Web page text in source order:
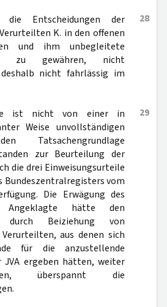
28
Entscheidungen der
K. in den offenen
und ihm unbegleitete
zu gewähren, nicht
nicht fahrlässig im
29
ist nicht von einer in
Weise unvollständigen
Tatsachengrundlage
zur Beurteilung der
die drei Einweisungsurteile
Bundeszentralregisters vom
Die Erwägung des
Angeklagte hätte den
durch Beiziehung von
aus denen sich
für die anzustellende
JVA ergeben hätten, weiter
überspannt die